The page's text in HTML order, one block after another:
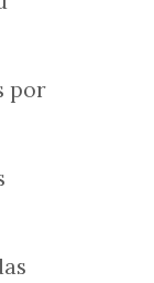
por